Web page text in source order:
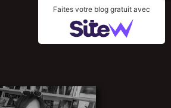
Faites votre blog gratuit avec